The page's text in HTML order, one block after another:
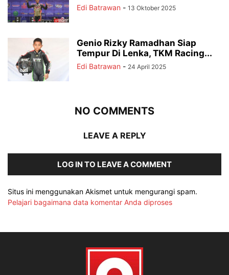
Edi Batrawan - 13 Oktober 2025
Genio Rizky Ramadhan Siap
Tempur Di Lenka, TKM Racing...
Edi Batrawan - 24 April 2025
NO COMMENTS
LEAVE A REPLY
LOG IN TO LEAVE A COMMENT
Situs ini menggunakan Akismet untuk mengurangi spam.
Pelajari bagaimana data komentar Anda diproses